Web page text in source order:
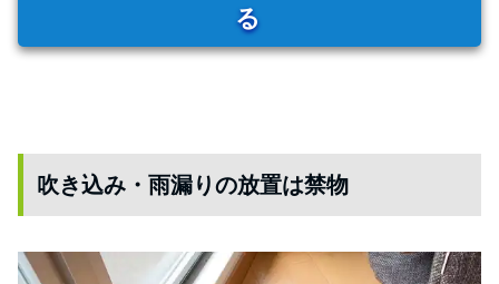
る
吹き込み・雨漏りの放置は禁物